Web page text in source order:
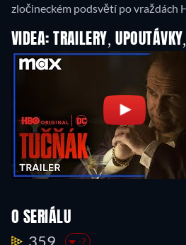
zločineckém podsvětí po vraždách
VIDEA: TRAILERY,
O SERIÁLU
359. -7